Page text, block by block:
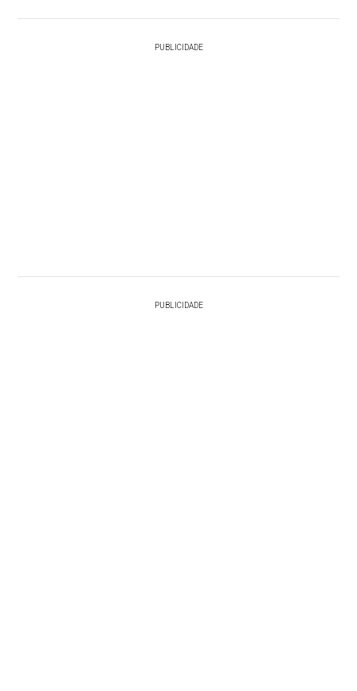
PUBLICIDADE
PUBLICIDADE